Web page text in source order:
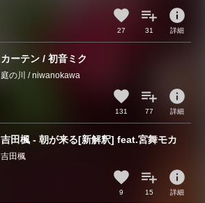
27 31
info
詳細
カーテン / 初音ミク
庭の川 / niwanokawa
131 77
info
詳細
吉田楓 - 朝が来る[新解釈] feat.宮舞モカ
吉田楓
9 15
info
詳細